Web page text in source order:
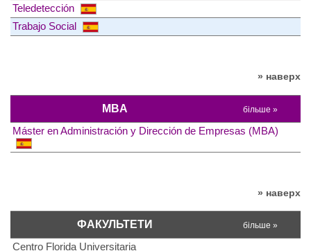
Teledetección
Trabajo Social
» наверх
MBA більше »
Máster en Administración y Dirección de Empresas (MBA)
» наверх
ФАКУЛЬТЕТИ більше »
Centro Florida Universitaria